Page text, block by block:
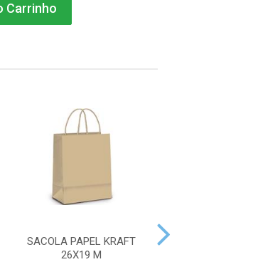
Carrinho
SACOLA PAPEL KRAFT
26X19 M